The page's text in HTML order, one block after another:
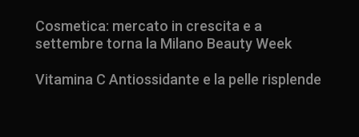
Cosmetica: mercato in crescita e a
settembre torna la Milano Beauty Week
Vitamina C Antiossidante e la pelle risplende